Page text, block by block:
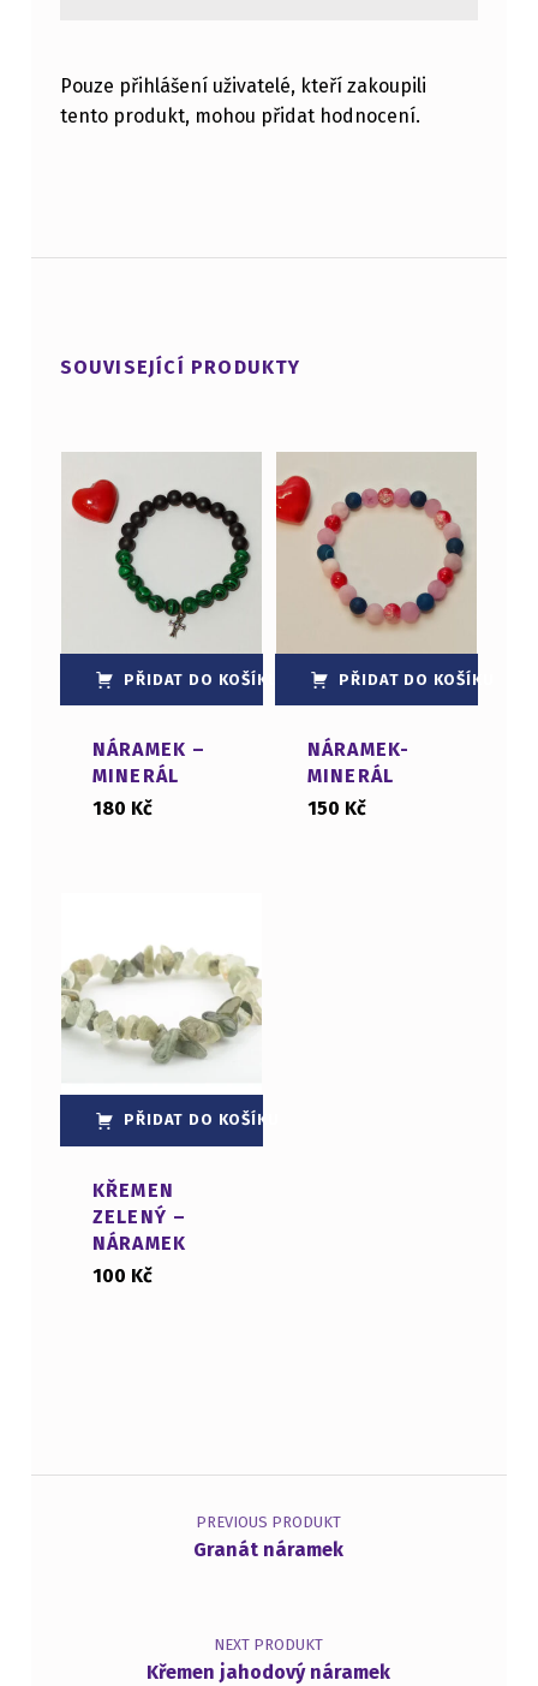
Pouze přihlášení uživatelé, kteří zakoupili
tento produkt, mohou přidat hodnocení.
SOUVISEJÍCÍ PRODUKTY
PŘIDAT DO KOŠÍKU
NÁRAMEK –
MINERÁL
180 Kč
PŘIDAT DO KOŠÍKU
NÁRAMEK-
MINERÁL
150 Kč
PŘIDAT DO KOŠÍKU
KŘEMEN
ZELENÝ –
NÁRAMEK
100 Kč
Navigace pro příspěvek
PREVIOUS PRODUKT
Granát náramek
NEXT PRODUKT
Křemen jahodový náramek